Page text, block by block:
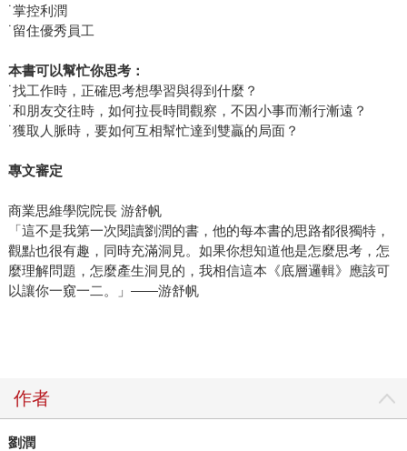
˙掌控利潤
˙留住優秀員工
本書可以幫忙你思考：
˙找工作時，正確思考想學習與得到什麼？
˙和朋友交往時，如何拉長時間觀察，不因小事而漸行漸遠？
˙獲取人脈時，要如何互相幫忙達到雙贏的局面？
專文審定
商業思維學院院長 游舒帆
「這不是我第一次閱讀劉潤的書，他的每本書的思路都很獨特，
觀點也很有趣，同時充滿洞見。如果你想知道他是怎麼思考，怎
麼理解問題，怎麼產生洞見的，我相信這本《底層邏輯》應該可
以讓你一窺一二。」——游舒帆
作者
劉潤